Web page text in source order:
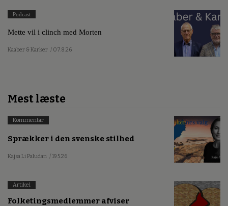
Podcast
Mette vil i clinch med Morten
Kaaber & Karker / 07.8.26
Mest læste
Kommentar
Sprækker i den svenske stilhed
Kajsa Li Paludan / 19.5.26
Artikel
Folketingsmedlemmer afviser